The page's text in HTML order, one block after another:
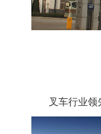
叉车行业领